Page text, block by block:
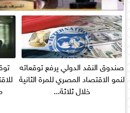
صندوق النقد الدولي يرفع توقعاته
لنمو الاقتصاد المصري للمرة الثانية
خلال ثلاثة...